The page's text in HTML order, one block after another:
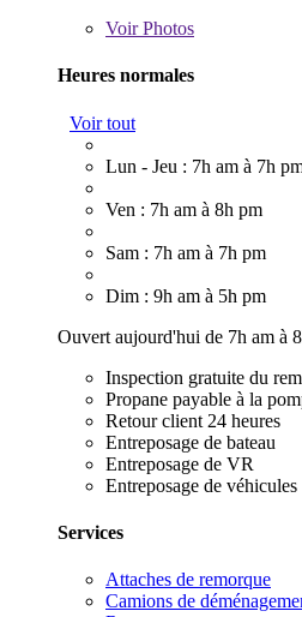
VoirPhotos
Heures normales
Voir tout
Lun - Jeu : 7h am à 7h
Ven : 7h am à 8h pm
Sam : 7h am à 7h pm
Dim : 9h am à 5h pm
Ouvert aujourd'hui de 7h am à
Inspection gratuite du
Propane payable à la
Retour client 24 heures
Entreposage de bateau
Entreposage de VR
Entreposage de véhicules
Services
Attaches de remorque
Camions de